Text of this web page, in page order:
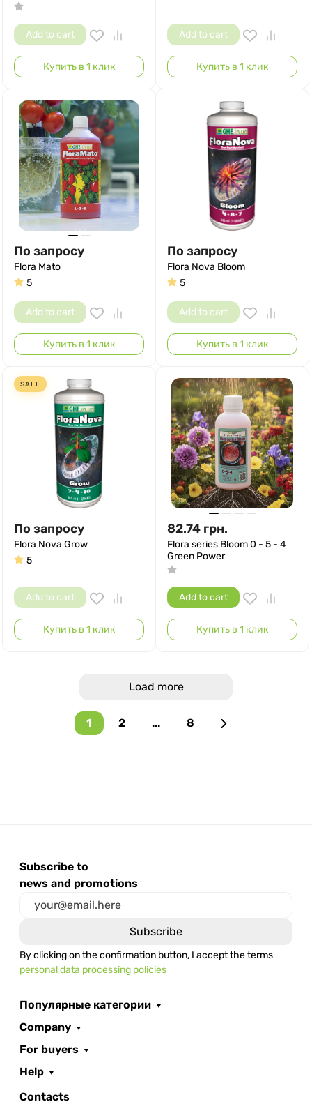
Add to cart
Купить в 1 клик
Add to cart
Купить в 1 клик
По запросу
Flora Mato
5
Add to cart
Купить в 1 клик
По запросу
Flora Nova Bloom
5
Add to cart
Купить в 1 клик
SALE
По запросу
Flora Nova Grow
5
Add to cart
Купить в 1 клик
82.74 грн.
Flora series Bloom 0 - 5 - 4
Green Power
Add to cart
Купить в 1 клик
Load more
1 2 ... 8
Subscribe to
news and promotions
By clicking on the confirmation button, I accept the terms
personal data processing policies
Популярные категории
Company
For buyers
Help
Contacts